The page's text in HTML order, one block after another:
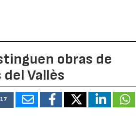
obras de
Vallès